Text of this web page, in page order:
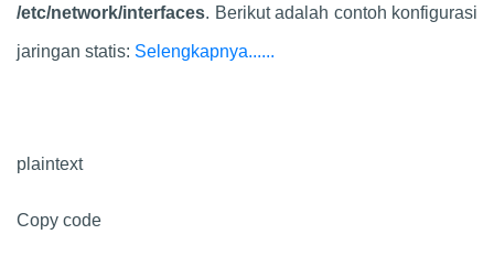
/etc/network/interfaces. Berikut adalah contoh konfigurasi
jaringan statis: Selengkapnya......
plaintext
Copy code